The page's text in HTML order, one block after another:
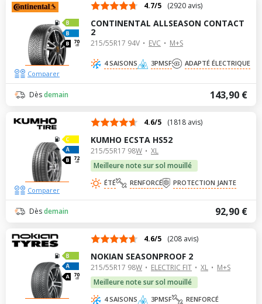
70
dB
4.7/5 (2920 avis)
CONTINENTAL ALLSEASON CONTACT
2
215/55R17 94V EVC M+S
4 SAISONS 3PMSF ADAPTÉ ÉLECTRIQUE
143,90 €
Dèsdemain
Comparer
72
dB
4.6/5 (1818 avis)
KUMHO ECSTA HS52
215/55R17 98W
XL
Meilleure note sur sol mouillé
ÉTÉ RENFORCÉ PROTECTION JANTE
92,90 €
Dèsdemain
Comparer
70
dB
4.6/5 (208 avis)
NOKIAN SEASONPROOF 2
215/55R17 98W ELECTRIC FIT XL
M+S
Meilleure note sur sol mouillé
4 SAISONS 3PMSF
RENFORCÉ